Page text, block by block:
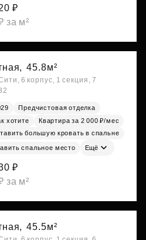
₽
за м²
45.8м²
6 корпус, 1 секция, 7
Предчистовая отделка
хотите
Квартира за 2 000 ₽/мес
большую кровать в спальне
спальное место Ещё
₽
за м²
45.5м²